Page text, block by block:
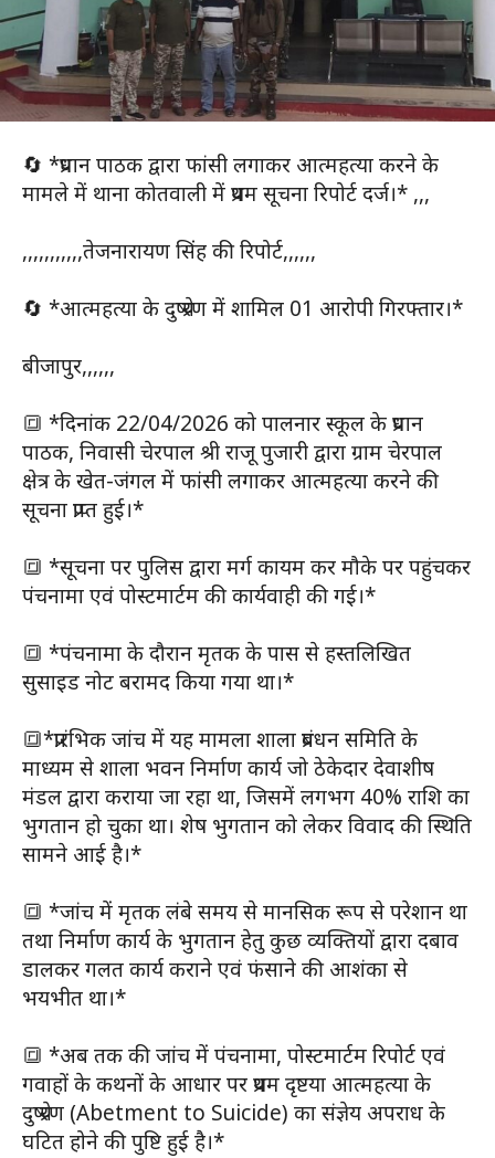
🔄 *प्रधान पाठक द्वारा फांसी लगाकर आत्महत्या करने के
मामले में थाना कोतवाली में प्रथम सूचना रिपोर्ट दर्ज।* ,,,
,,,,,,,,,,,तेजनारायण सिंह की रिपोर्ट,,,,,,
🔄 *आत्महत्या के दुष्प्रेरण में शामिल 01 आरोपी गिरफ्तार।*
बीजापुर,,,,,,
🔳 *दिनांक 22/04/2026 को पालनार स्कूल के प्रधान
पाठक, निवासी चेरपाल श्री राजू पुजारी द्वारा ग्राम चेरपाल
क्षेत्र के खेत-जंगल में फांसी लगाकर आत्महत्या करने की
सूचना प्राप्त हुई।*
🔳 *सूचना पर पुलिस द्वारा मर्ग कायम कर मौके पर पहुंचकर
पंचनामा एवं पोस्टमार्टम की कार्यवाही की गई।*
🔳 *पंचनामा के दौरान मृतक के पास से हस्तलिखित
सुसाइड नोट बरामद किया गया था।*
🔳*प्रारंभिक जांच में यह मामला शाला प्रबंधन समिति के
माध्यम से शाला भवन निर्माण कार्य जो ठेकेदार देवाशीष
मंडल द्वारा कराया जा रहा था, जिसमें लगभग 40% राशि का
भुगतान हो चुका था। शेष भुगतान को लेकर विवाद की स्थिति
सामने आई है।*
🔳 *जांच में मृतक लंबे समय से मानसिक रूप से परेशान था
तथा निर्माण कार्य के भुगतान हेतु कुछ व्यक्तियों द्वारा दबाव
डालकर गलत कार्य कराने एवं फंसाने की आशंका से
भयभीत था।*
🔳 *अब तक की जांच में पंचनामा, पोस्टमार्टम रिपोर्ट एवं
गवाहों के कथनों के आधार पर प्रथम दृष्टया आत्महत्या के
दुष्प्रेरण (Abetment to Suicide) का संज्ञेय अपराध के
घटित होने की पुष्टि हुई है।*